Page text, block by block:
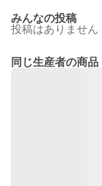
みんなの投稿
投稿はありません
同じ生産者の商品